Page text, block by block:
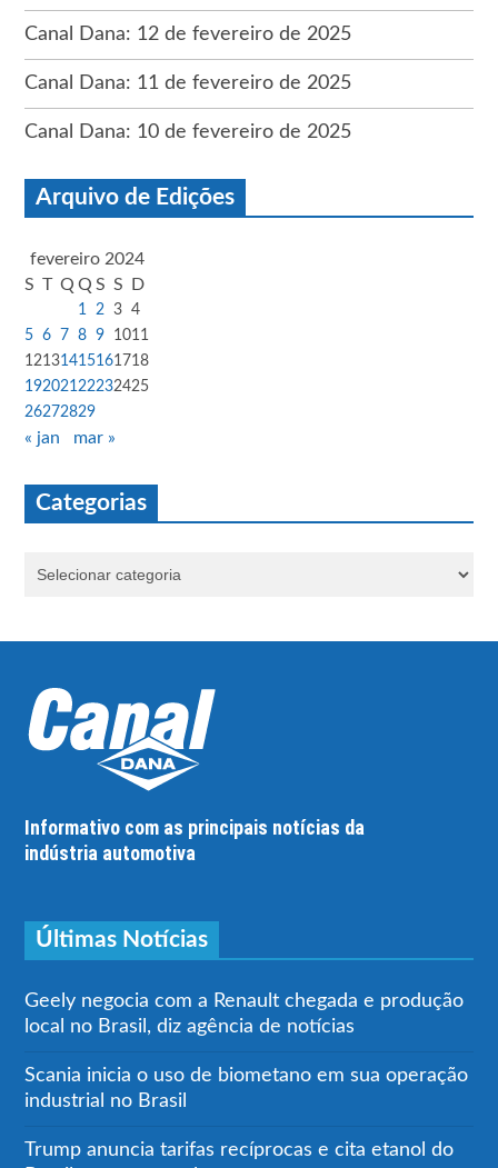
Canal Dana: 12 de fevereiro de 2025
Canal Dana: 11 de fevereiro de 2025
Canal Dana: 10 de fevereiro de 2025
Arquivo de Edições
fevereiro 2024
S T Q Q S S D
1 2 3 4
5 6 7 8 9 1011
12131415161718
192021 22232425
26272829
« jan mar »
Categorias
Informativo com as principais notícias da
indústria automotiva
Últimas Notícias
Geely negocia com a Renault chegada e produção
local no Brasil, diz agência de notícias
Scania inicia o uso de biometano em sua operação
industrial no Brasil
Trump anuncia tarifas recíprocas e cita etanol do